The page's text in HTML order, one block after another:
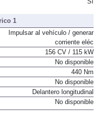
1
Impulsar al vehículo / generar
corriente eléc
156 CV / 115 kW
No disponible
440 Nm
No disponible
Delantero longitudinal
No disponible